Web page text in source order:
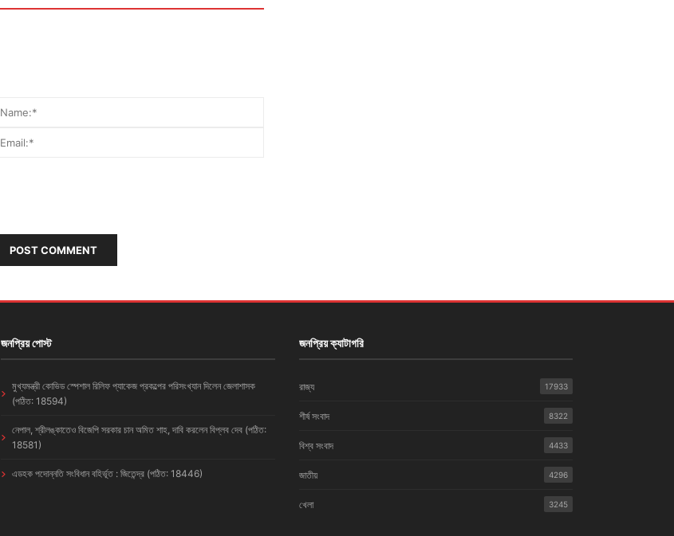
POST COMMENT
জনপ্রিয় পোস্ট
মুখ্যমন্ত্রী কোভিড স্পেশাল রিলিফ প্যাকেজ প্রকল্পের পরিসংখ্যান দিলেন জেলাশাসক
(পঠিত: 18594)
নেপাল, শ্রীলঙ্কাতেও বিজেপি সরকার চান অমিত শাহ, দাবি করলেন বিপ্লব দেব (পঠিত:
18581)
এডহক পদোন্নতি সংবিধান বহির্ভূত : জিতেন্দ্র (পঠিত: 18446)
জনপ্রিয় ক্যাটাগরি
রাজ্য 17933
শীর্ষ সংবাদ 8322
বিশ্ব সংবাদ 4433
জাতীয় 4296
খেলা 3245